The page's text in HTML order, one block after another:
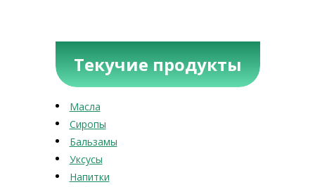
Текучие продукты
Масла
Сиропы
Бальзамы
Уксусы
Напитки